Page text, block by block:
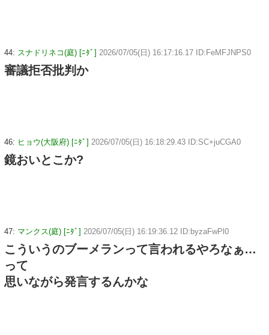
44: スナドリネコ(庭) [ﾆﾀﾞ] 2026/07/05(日) 16:17:16.17 ID:FeMFJNPS0
審議拒否批判か
46: ヒョウ(大阪府) [ﾆﾀﾞ] 2026/07/05(日) 16:18:29.43 ID:SC+juCGA0
鏡おいとこか?
47: マンクス(庭) [ﾆﾀﾞ] 2026/07/05(日) 16:19:36.12 ID:byzaFwPl0
こういうのブーメランって言われるやろなぁ…
って
思いながら発言するんかな